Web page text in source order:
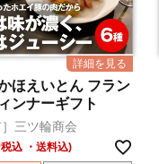
ほえいとん フラン
ンナーギフト
］三ツ輪商会
税込